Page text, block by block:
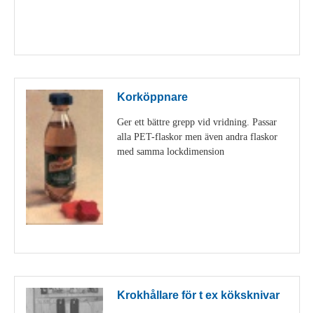
Korköppnare
Ger ett bättre grepp vid vridning. Passar
alla PET-flaskor men även andra flaskor
med samma lockdimension
Krokhållare för t ex köksknivar